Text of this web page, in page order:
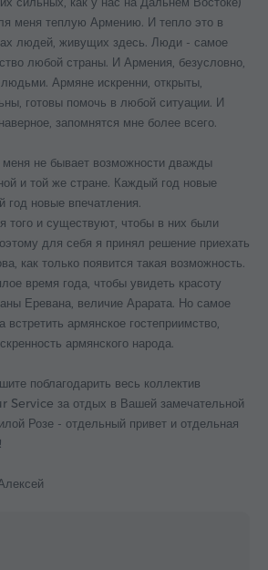
меня теплую Армению. И тепло это в
людей, живущих здесь. Люди - самое
любой страны. И Армения, безусловно,
людьми. Армяне искренни, открыты,
готовы помочь в любой ситуации. И
запомнятся мне более всего.
меня не бывает возможности дважды
и той же стране. Каждый год новые
год новые впечатления.
того и существуют, чтобы в них были
для себя я принял решение приехать
как только появится такая возможность.
время года, чтобы увидеть красоту
Еревана, величие Арарата. Но самое
встретить армянское гостеприимство,
армянского народа.
поблагодарить весь коллектив
Service за отдых в Вашей замечательной
Розе - отдельный привет и отдельная